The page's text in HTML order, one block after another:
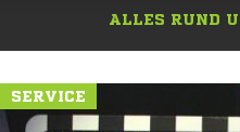
ALLES RUND
SERVICE